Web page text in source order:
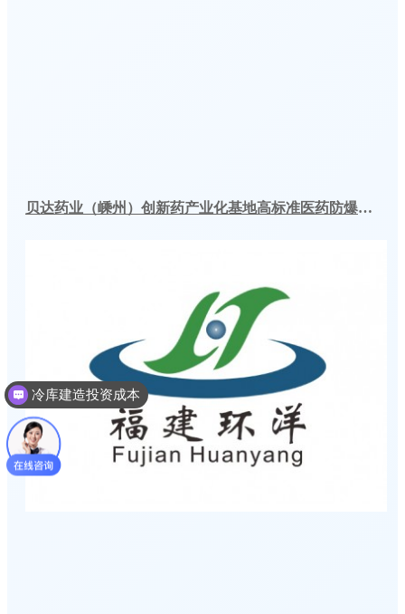
贝达药业（嵊州）创新药产业化基地高标准医药防爆冷库建造工程案例
冷库建造投资成本
冷库建造多少钱一个平方